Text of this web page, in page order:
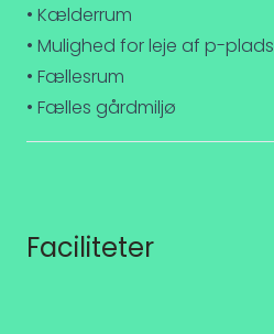
• Kælderrum
• Mulighed for leje af p-
• Fællesrum
• Fælles gårdmiljø
Faciliteter